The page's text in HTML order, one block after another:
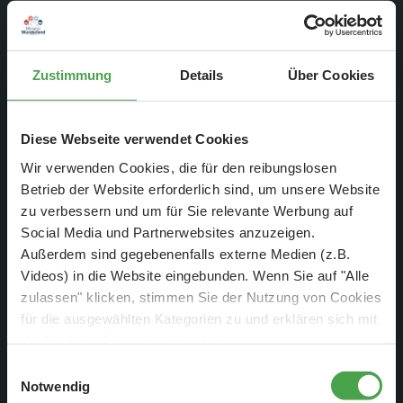
Zustimmung Details Über Cookies
Diese Webseite verwendet Cookies
Wir verwenden Cookies, die für den reibungslosen
Betrieb der Website erforderlich sind, um unsere Website
zu verbessern und um für Sie relevante Werbung auf
Social Media und Partnerwebsites anzuzeigen.
Außerdem sind gegebenenfalls externe Medien (z.B.
Videos) in die Website eingebunden. Wenn Sie auf "Alle
zulassen" klicken, stimmen Sie der Nutzung von Cookies
für die ausgewählten Kategorien zu und erklären sich mit
diese Einstellungen jederzeit über die Schaltfläche
Notwendig
die Elektronik für die Beleuchtung auf der Anlage
einzubauen, danach dürfen dann wieder die
Sabrina ist in diesen Tagen mit einer ganz speziellen